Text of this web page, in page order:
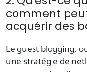
comment
acquérir des
Le guest blogging,
une stratégie de